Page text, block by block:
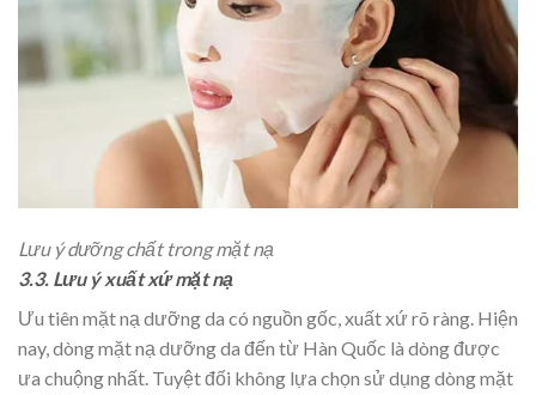
Lưu ý dưỡng chất trong mặt nạ
3.3. Lưu ý xuất xứ mặt nạ
Ưu tiên mặt nạ dưỡng da có nguồn gốc, xuất xứ rõ ràng. Hiện
nay, dòng mặt nạ dưỡng da đến từ Hàn Quốc là dòng được
ưa chuộng nhất. Tuyệt đối không lựa chọn sử dụng dòng mặt